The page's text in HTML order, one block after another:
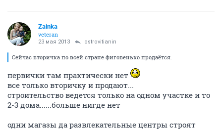
Zainka
veteran
23 мая 2013 ostrovitianin
Сейчас вторичка по всей стране фиговенько продаётся.
первички там практически нет
все только вторичку и продают...
строительство ведется только на одном участке и то
2-3 дома......больше нигде нет
одни магазы да развлекательные центры строят